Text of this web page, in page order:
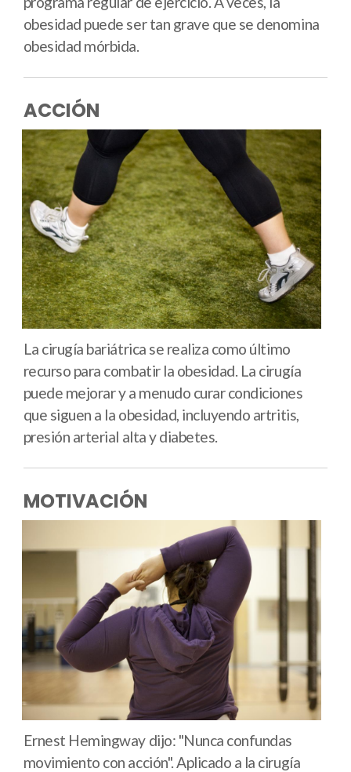
obesidad puede ser tan grave que se denomina
obesidad mórbida.
ACCIÓN
La cirugía bariátrica se realiza como último
recurso para combatir la obesidad. La cirugía
puede mejorar y a menudo curar condiciones
que siguen a la obesidad, incluyendo artritis,
presión arterial alta y diabetes.
MOTIVACIÓN
Ernest Hemingway dijo: "Nunca confundas
movimiento con acción". Aplicado a la cirugía